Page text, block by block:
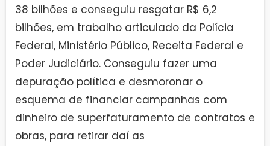
38 bilhões e conseguiu resgatar R$ 6,2
bilhões, em trabalho articulado da Polícia
Federal, Ministério Público, Receita Federal e
Poder Judiciário. Conseguiu fazer uma
depuração política e desmoronar o
esquema de financiar campanhas com
dinheiro de superfaturamento de contratos e
obras, para retirar daí as